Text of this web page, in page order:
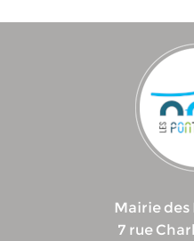
Mairie
7 rue